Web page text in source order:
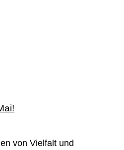
von Vielfalt und